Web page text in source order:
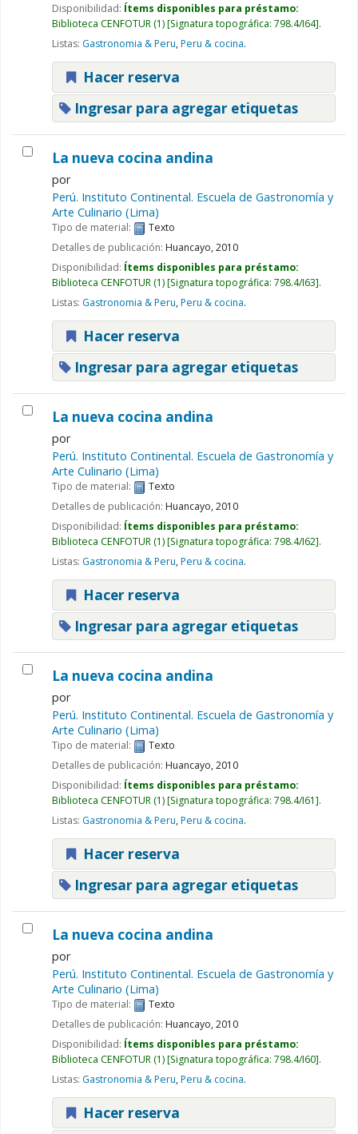
Disponibilidad: Ítems disponibles para préstamo:
Biblioteca CENFOTUR (1) Signatura topográfica: 798.4/I64 .
Listas: Gastronomia & Peru,Peru & cocina.
Hacer reserva
Ingresar para agregar etiquetas
La nueva cocina andina
por
Perú. Instituto Continental. Escuela de Gastronomía y
Arte Culinario (Lima)
Tipo de material:
Texto
Detalles de publicación: Huancayo,2010
Disponibilidad: Ítems disponibles para préstamo:
Biblioteca CENFOTUR (1) Signatura topográfica: 798.4/I63 .
Listas: Gastronomia & Peru,Peru & cocina.
Hacer reserva
Ingresar para agregar etiquetas
La nueva cocina andina
por
Perú. Instituto Continental. Escuela de Gastronomía y
Arte Culinario (Lima)
Tipo de material:
Texto
Detalles de publicación: Huancayo,2010
Disponibilidad: Ítems disponibles para préstamo:
Biblioteca CENFOTUR (1) Signatura topográfica: 798.4/I62 .
Listas: Gastronomia & Peru,Peru & cocina.
Hacer reserva
Ingresar para agregar etiquetas
La nueva cocina andina
por
Perú. Instituto Continental. Escuela de Gastronomía y
Arte Culinario (Lima)
Tipo de material:
Texto
Detalles de publicación: Huancayo,2010
Disponibilidad: Ítems disponibles para préstamo:
Biblioteca CENFOTUR (1) Signatura topográfica: 798.4/I61 .
Listas: Gastronomia & Peru,Peru & cocina.
Hacer reserva
Ingresar para agregar etiquetas
La nueva cocina andina
por
Perú. Instituto Continental. Escuela de Gastronomía y
Arte Culinario (Lima)
Tipo de material:
Texto
Detalles de publicación: Huancayo,2010
Disponibilidad: Ítems disponibles para préstamo:
Biblioteca CENFOTUR (1) Signatura topográfica: 798.4/I60 .
Listas: Gastronomia & Peru,Peru & cocina.
Hacer reserva